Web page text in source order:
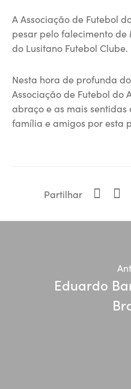
A Associação de Futebol
pesar pelo falecimento de
do Lusitano Futebol Clube.
Nesta hora de profunda
Associação de Futebol do
abraço e as mais
família e amigos por esta
Partilhar
Eduardo